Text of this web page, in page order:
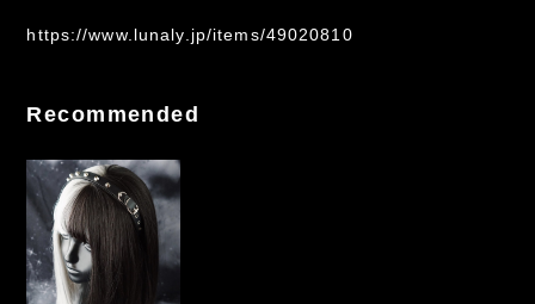
https://www.lunaly.jp/items/49020810
Recommended